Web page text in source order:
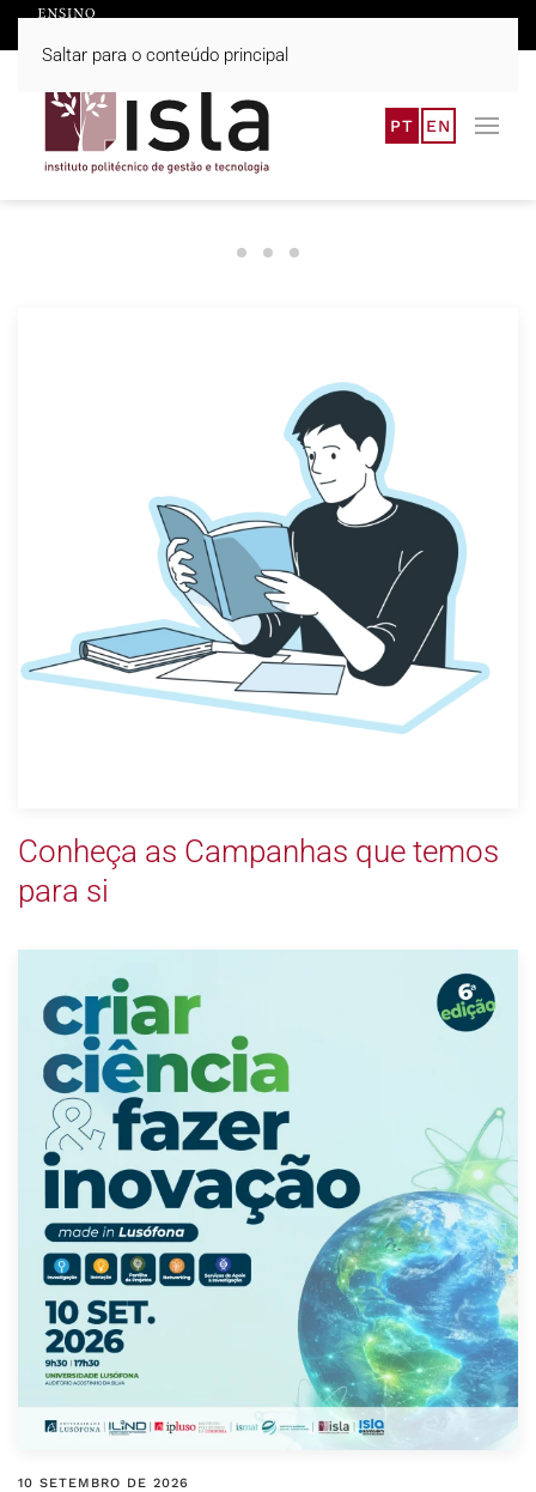
Saltar para o conteúdo principal
PT EN
Candidaturas 2026/27
O ISLA Gaia apresenta 3 novos
Conheça as Campanhas que temos
para si
10 SETEMBRO DE 2026